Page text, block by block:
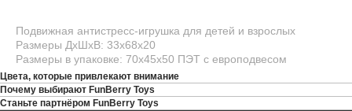
Подвижная антистресс-игрушка для детей и взрослых
Размеры ДхШхВ: 33x68x20
Размеры в упаковке: 70х45х50 ПЭТ с европодвесом
Цвета, которые привлекают внимание
Почему выбирают FunBerry Toys
Станьте партнёром FunBerry Toys